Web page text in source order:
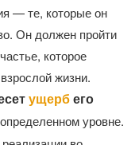
— те, которые он
Он должен пройти
которое
жизни.
ущербего
уровне.